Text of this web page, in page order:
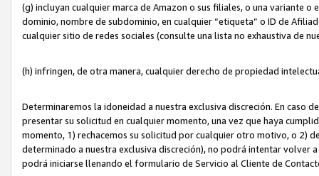
(g) incluyan cualquier marca de Amazon o sus filiales, o una variante
dominio, nombre de subdominio, en cualquier “etiqueta” o ID de
cualquier sitio de redes sociales (consulte una lista no exhaustiva de
(h) infringen, de otra manera, cualquier derecho de propiedad
Determinaremos la idoneidad a nuestra exclusiva discreción. En caso
presentar su solicitud en cualquier momento, una vez que haya
momento, 1) rechacemos su solicitud por cualquier otro motivo, o 2)
determinado a nuestra exclusiva discreción), no podrá intentar volver
podrá iniciarse llenando el formulario de Servicio al Cliente de